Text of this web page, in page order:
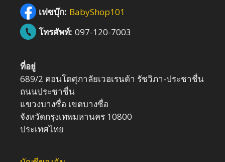
เฟซบุ๊ก: BabyShop101
โทรศัพท์: 097-120-7003
ที่อยู่
689/2 คอนโดศุภาลัยเวอเรนด้า รัชวิภา-ประชาชื่น
ถนนประชาชื่น
แขวงบางซื่อ เขตบางซื่อ
จังหวัดกรุงเทพมหานคร 10800
ประเทศไทย